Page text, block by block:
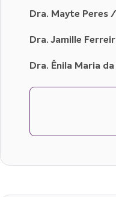
Dra. Mayte Peres
Dra. Jamille
Dra. Ênila Maria